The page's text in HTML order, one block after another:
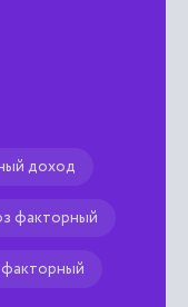
доход
факторный